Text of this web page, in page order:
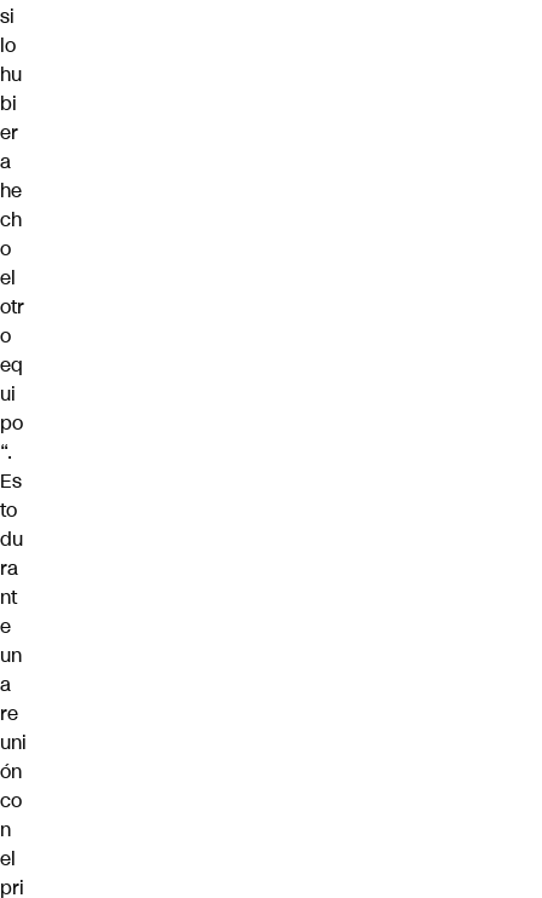
si
lo
hu
bi
er
a
he
ch
o
el
otr
o
eq
ui
po
“.
Es
to
du
ra
nt
e
un
a
re
uni
ón
co
n
el
pri